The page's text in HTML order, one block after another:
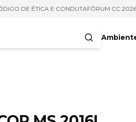
DE ÉTICA E CONDUTAFÓRUM CC 2026